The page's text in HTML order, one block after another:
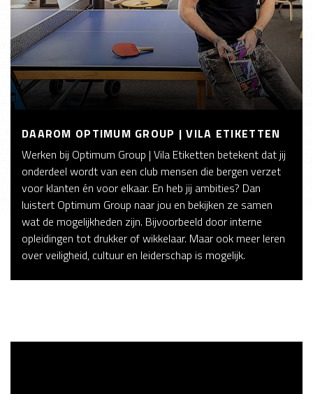
DAAROM OPTIMUM GROUP | VILA ETIKETTEN
Werken bij Optimum Group | Vila Etiketten betekent dat jij
onderdeel wordt van een club mensen die bergen verzet
voor klanten én voor elkaar. En heb jij ambities? Dan
luistert Optimum Group naar jou en bekijken ze samen
wat de mogelijkheden zijn. Bijvoorbeeld door interne
opleidingen tot drukker of wikkelaar. Maar ook meer leren
over veiligheid, cultuur en leiderschap is mogelijk.